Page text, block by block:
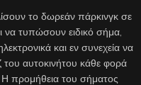
το δωρεάν πάρκινγκ σε
τυπώσουν ειδικό σήμα,
και εν συνεχεία να
αυτοκινήτου κάθε φορά
προμήθεια του σήματος